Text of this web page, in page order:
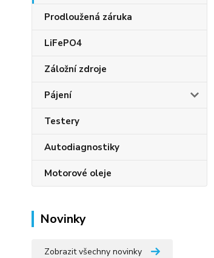
Prodloužená záruka
LiFePO4
Záložní zdroje
Pájení
Testery
Autodiagnostiky
Motorové oleje
Novinky
Zobrazit všechny novinky